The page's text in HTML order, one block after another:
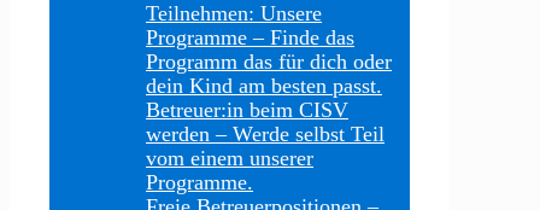
Teilnehmen: Unsere
Programme – Finde das
Programm das für dich oder
dein Kind am besten passt.
Betreuer:in beim CISV
werden – Werde selbst Teil
vom einem unserer
Programme.